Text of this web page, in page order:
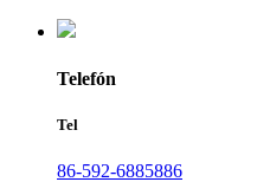
Telefón
Tel
86-592-6885886